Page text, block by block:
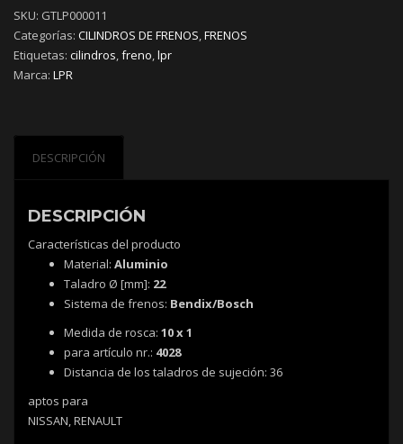
SKU: GTLP000011
Categorías: CILINDROS DE FRENOS,FRENOS
Etiquetas: cilindros,freno,lpr
Marca: LPR
DESCRIPCIÓN
DESCRIPCIÓN
Características del producto
Material: Aluminio
Taladro Ø [mm]: 22
Sistema de frenos: Bendix/Bosch
Medida de rosca: 10 x 1
para artículo nr.: 4028
Distancia de los taladros de sujeción: 36
aptos para
NISSAN, RENAULT